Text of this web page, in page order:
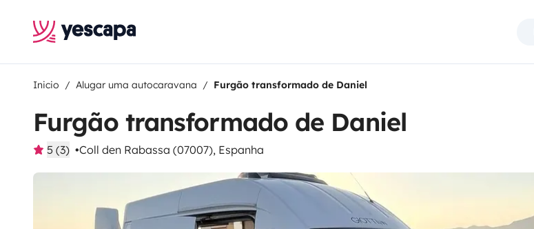
Inicio Alugar uma autocaravana Furgão transformado de Daniel
Furgão transformado de Daniel
5 (3) Coll den Rabassa (07007), Espanha